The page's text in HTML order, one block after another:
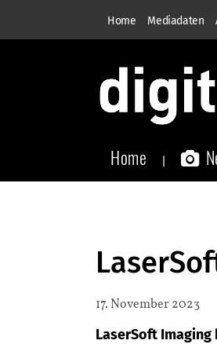
Home Mediadaten
Home
17. November 2023
LaserSoft